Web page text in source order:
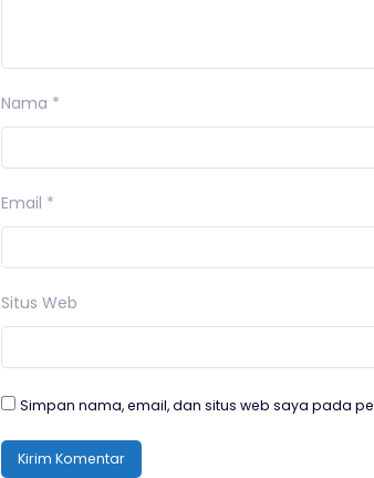
Nama *
Email *
Situs Web
Simpan nama, email, dan situs web saya pada